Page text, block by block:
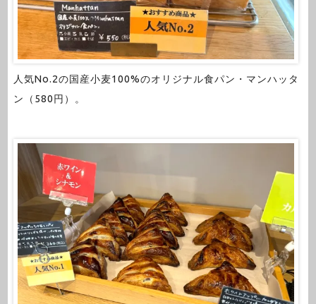
人気No.2の国産小麦100%のオリジナル食パン・マンハッタ
ン（580円）。